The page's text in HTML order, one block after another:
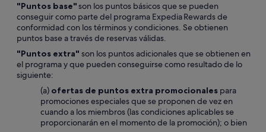
"Puntos base"son los puntos básicos que se pueden
conseguir como parte del programa Expedia Rewards de
conformidad con los términos y condiciones. Se obtienen
puntos base a través de reservas válidas.
"Puntos extra" son los puntos adicionales que se obtienen en
el programa y que pueden conseguirse como resultado de lo
siguiente:
(a) ofertas de puntos extra promocionales para
promociones especiales que se proponen de vez en
cuando a los miembros (las condiciones aplicables se
proporcionarán en el momento de la promoción); o bien